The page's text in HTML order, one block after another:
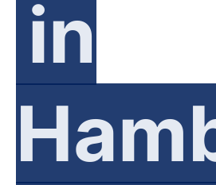
in